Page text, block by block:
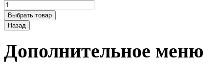
Дополнительное меню